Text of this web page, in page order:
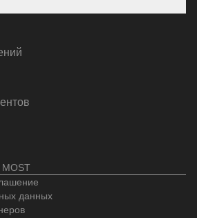
данных